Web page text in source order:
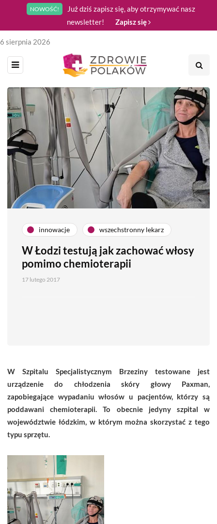
NOWOŚĆ!
Już dziś zapisz się, aby otrzymywać nasz
newsletter!
Zapisz się
6 sierpnia 2026
innowacje wszechstronny lekarz
W Łodzi testują jak zachować włosy
pomimo chemioterapii
17 lutego 2017
W Szpitalu Specjalistycznym Brzeziny testowane jest
urządzenie do chłodzenia skóry głowy Paxman,
zapobiegające wypadaniu włosów u pacjentów, którzy są
poddawani chemioterapii. To obecnie jedyny szpital w
województwie łódzkim, w którym można skorzystać z tego
typu sprzętu.